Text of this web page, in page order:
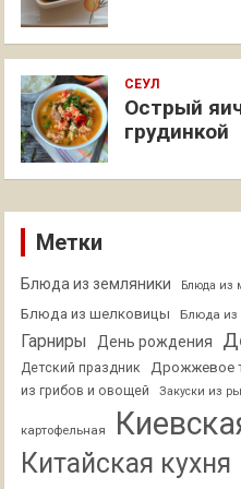
СЕУЛ
Острый
грудинкой
Метки
Блюда из земляники Блюда из
Блюда из шелковицы Блюда из
Гарниры День рождения
Детский праздник
Дрожжевое
из грибов и овощей
Закуски из
картофельная
Китайская кухня